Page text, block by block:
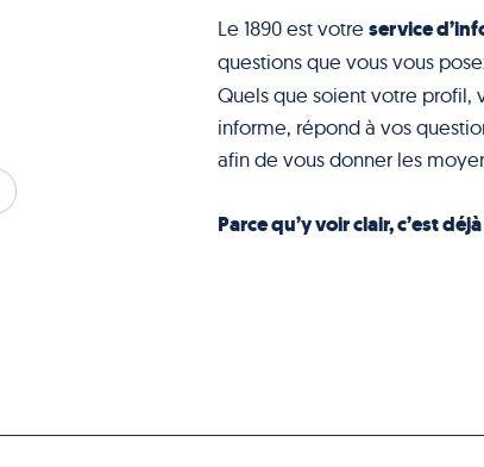
Le 1890 est votre service
questions que vous vous
Quels que soient votre profil,
informe, répond à vos
afin de vous donner les
Parce qu’y voir clair, c’est